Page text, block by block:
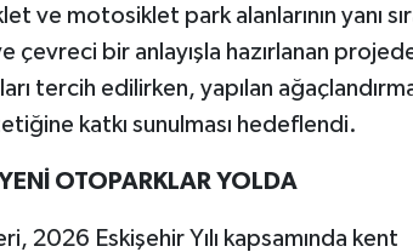
ve motosiklet park alanlarının yanı
çevreci bir anlayışla hazırlanan
tercih edilirken, yapılan
katkı sunulması hedeflendi.
OTOPARKLAR YOLDA
2026 Eskişehir Yılı kapsamında kent